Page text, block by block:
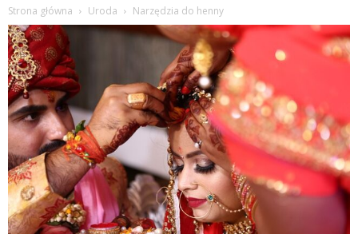
Strona główna Uroda Narzędzia do henny